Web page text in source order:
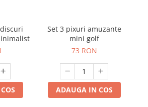
Set 3 pixuri amuzante
mini golf
73 RON
ADAUGA IN COS